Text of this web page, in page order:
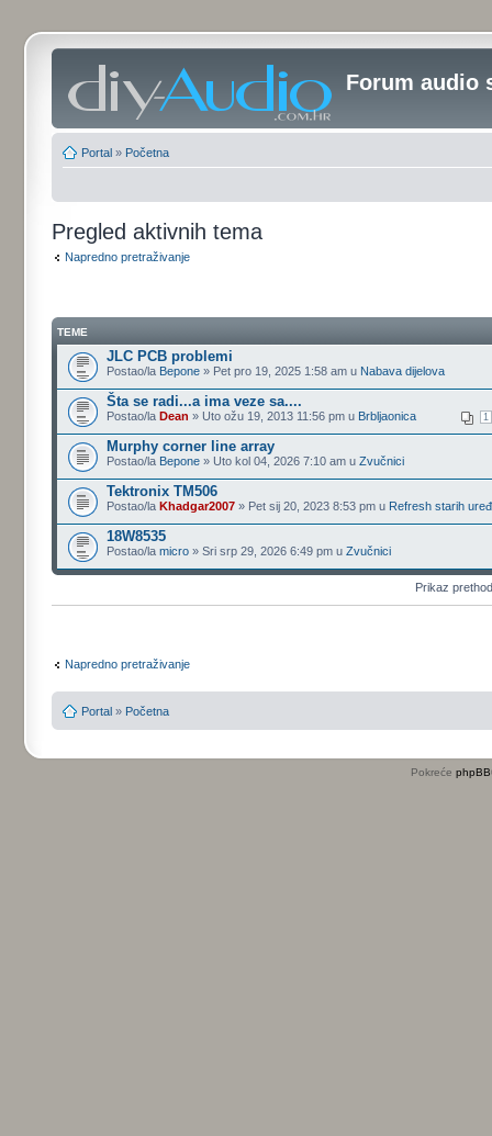
Forum audio
Portal » Početna
Pregled aktivnih tema
Napredno pretraživanje
TEME
JLC PCB problemi
Postao/la Bepone » Pet pro 19, 2025 1:58 am u Nabava dijelova
Šta se radi...a ima veze sa....
1
Postao/la Dean » Uto ožu 19, 2013 11:56 pm u Brbljaonica
Murphy corner line array
Postao/la Bepone » Uto kol 04, 2026 7:10 am u Zvučnici
Tektronix TM506
Postao/la Khadgar2007 » Pet sij 20, 2023 8:53 pm u Refresh starih
18W8535
Postao/la micro » Sri srp 29, 2026 6:49 pm u Zvučnici
Prikaz
Napredno pretraživanje
Portal » Početna
Pokreće phpBB